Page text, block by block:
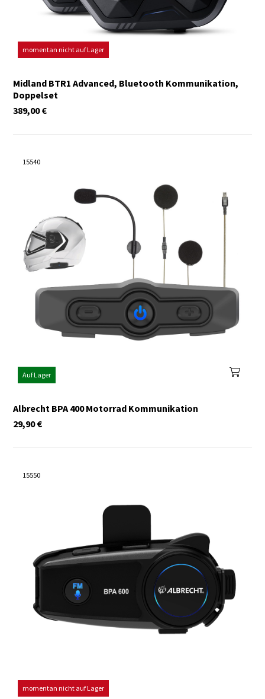
momentan nicht auf Lager
Midland BTR1 Advanced, Bluetooth Kommunikation,
Doppelset
€
389,00
15540
Auf Lager
Albrecht BPA 400 Motorrad Kommunikation
€
29,90
15550
momentan nicht auf Lager